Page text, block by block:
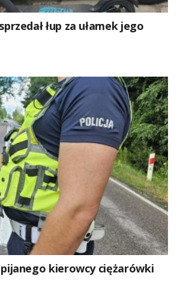
łup za ułamek jego
kierowcy ciężarówki